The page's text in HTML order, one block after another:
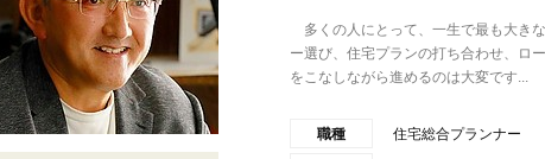
多くの人にとって、一生で最も大き
ー選び、住宅プランの打ち合わせ、ロ
をこなしながら進めるのは大変です...
職種 住宅総合プランナー